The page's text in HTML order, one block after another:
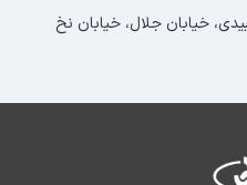
خیابان جلال، خیابان نخ